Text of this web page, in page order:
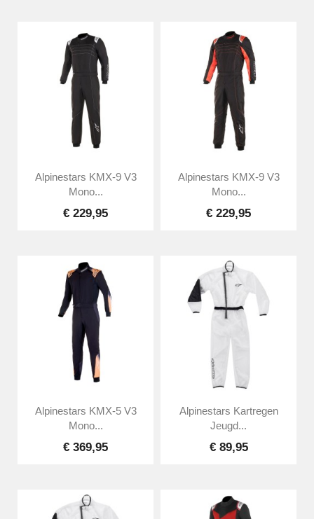
Alpinestars KMX-9 V3
Mono...
€ 229,95
Alpinestars KMX-9 V3
Mono...
€ 229,95
Alpinestars KMX-5 V3
Mono...
€ 369,95
Alpinestars Kartregen
Jeugd...
€ 89,95